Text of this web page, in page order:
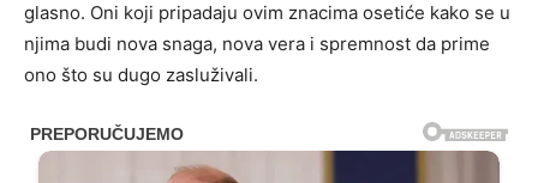
glasno. Oni koji pripadaju ovim znacima osetiće kako se u
njima budi nova snaga, nova vera i spremnost da prime
ono što su dugo zasluživali.